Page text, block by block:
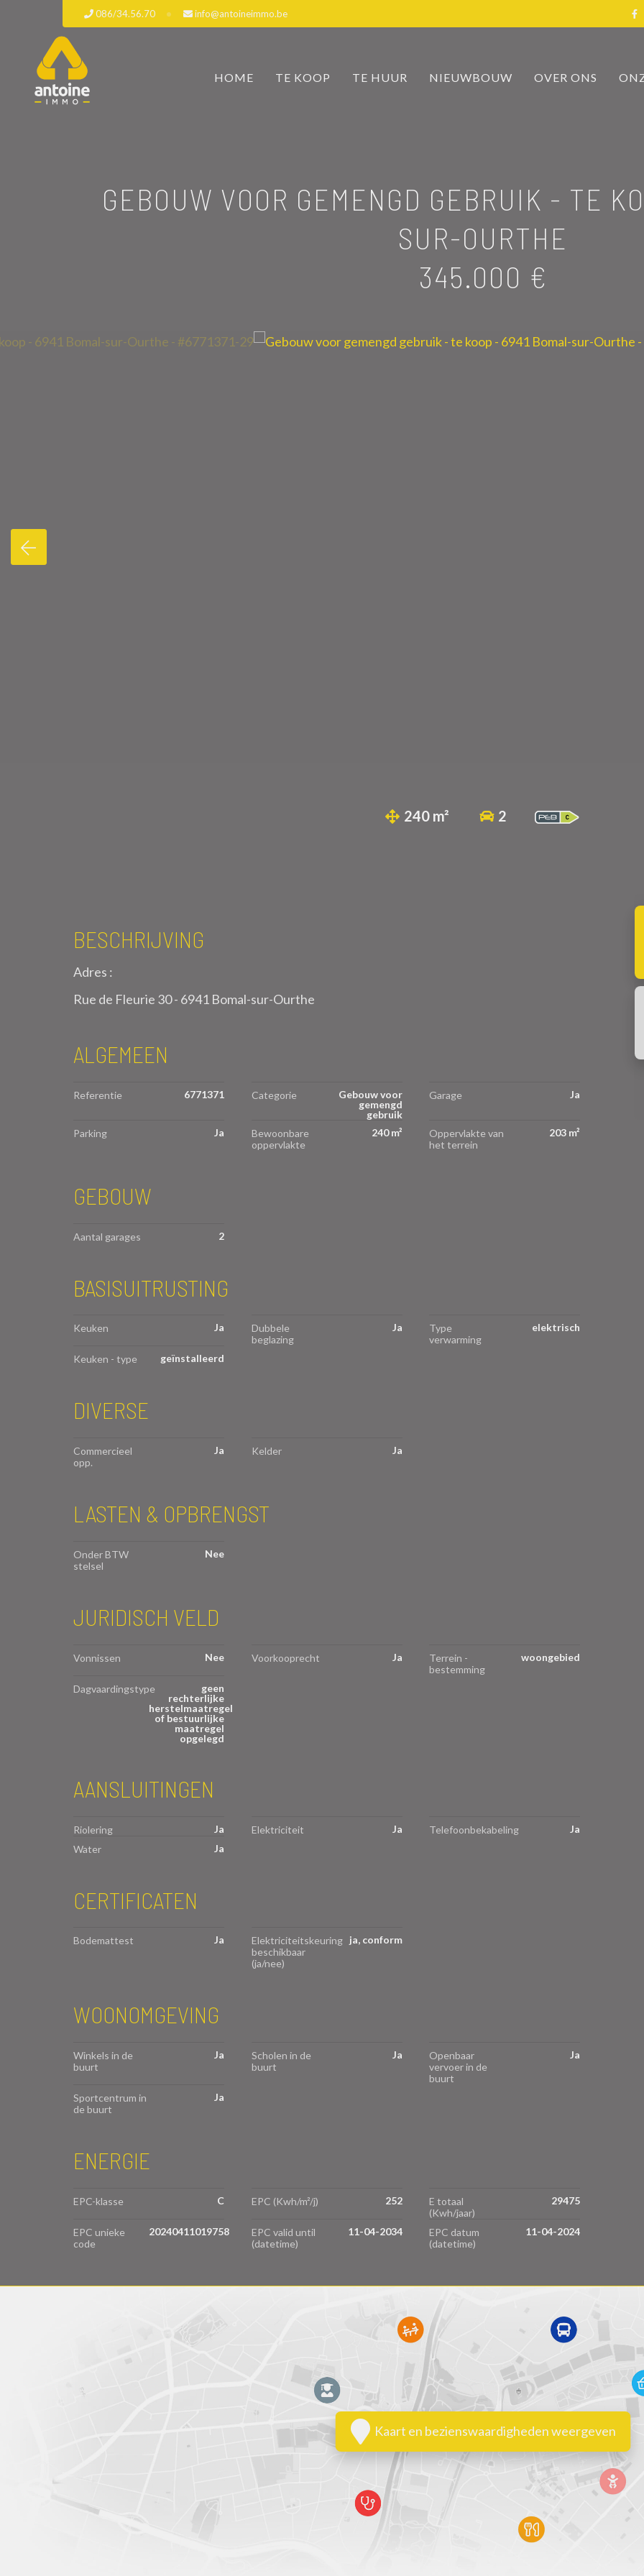
086/34.56.70 info@antoineimmo.be
HOME TE KOOP TE HUUR NIEUWBOUW OVER ONS
GEBOUW VOOR GEMENGD GEBRUIK - TE
SUR-OURTHE
345.000 €
240 m² 2
BESCHRIJVING
Adres :
Rue de Fleurie 30 - 6941 Bomal-sur-Ourthe
ALGEMEEN
Referentie 6771371 Categorie
Gebouw voor
gemengd
gebruik
Garage Ja
Parking Ja
Bewoonbare
oppervlakte
240 m²
Oppervlakte van
het terrein
203 m²
GEBOUW
Aantal garages 2
BASISUITRUSTING
Keuken Ja
Dubbele
beglazing
Ja
Type
verwarming
elektrisch
Keuken - type geïnstalleerd
DIVERSE
Commercieel
opp.
Ja Kelder Ja
LASTEN & OPBRENGST
Onder BTW
stelsel
Nee
JURIDISCH VELD
Vonnissen Nee Voorkooprecht Ja
Terrein -
bestemming
woongebied
Dagvaardingstype
geen
rechterlijke
herstelmaatregel
of bestuurlijke
maatregel
opgelegd
AANSLUITINGEN
Riolering Ja Elektriciteit Ja Telefoonbekabeling
Ja
Water
Ja
CERTIFICATEN
Bodemattest Ja
Elektriciteitskeuring
beschikbaar
(ja/nee)
ja, conform
WOONOMGEVING
Winkels in de
buurt
Ja
Scholen in de
buurt
Ja
Openbaar
vervoer in de
buurt
Ja
Sportcentrum in
de buurt
Ja
ENERGIE
EPC-klasse C EPC (Kwh/m²/j) 252
E totaal
(Kwh/jaar)
29475
EPC unieke
code
20240411019758
EPC valid until
(datetime)
11-04-2034
EPC datum
(datetime)
11-04-2024
Kaart en bezienswaardigheden weergeven